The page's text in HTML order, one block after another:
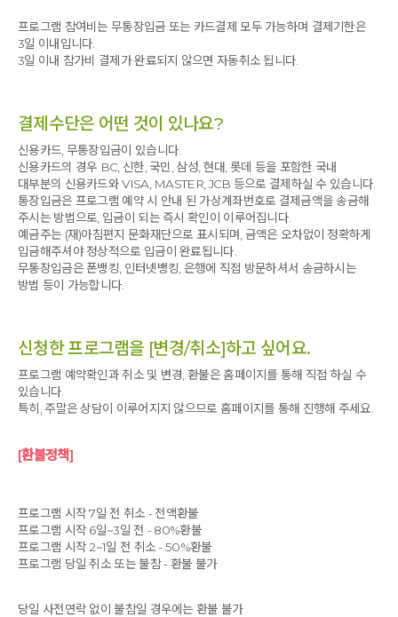
프로그램 참여비는 무통장입금 또는 카드결제 모두 가능하며 결제기한은
3일 이내입니다.
3일 이내 참가비 결제가 완료되지 않으면 자동취소 됩니다.
결제수단은 어떤 것이 있나요?
신용카드, 무통장입금이 있습니다.
신용카드의 경우 BC, 신한, 국민, 삼성, 현대, 롯데 등을 포함한 국내
대부분의 신용카드와 VISA, MASTER, JCB 등으로 결제하실 수 있습니다.
통장입금은 프로그램 예약 시 안내 된 가상계좌번호로 결제금액을 송금해
주시는 방법으로, 입금이 되는 즉시 확인이 이루어집니다.
예금주는 (재)아침편지 문화재단으로 표시되며, 금액은 오차없이 정확하게
입금해주셔야 정상적으로 입금이 완료됩니다.
무통장입금은 폰뱅킹, 인터넷뱅킹, 은행에 직접 방문하셔서 송금하시는
방법 등이 가능합니다.
신청한 프로그램을 [변경/취소]하고 싶어요.
프로그램 예약확인과 취소 및 변경, 환불은 홈페이지를 통해 직접 하실 수
있습니다.
특히, 주말은 상담이 이루어지지 않으므로 홈페이지를 통해 진행해 주세요.
[환불정책]
프로그램 시작 7일 전 취소 - 전액환불
프로그램 시작 6일~3일 전 - 80%환불
프로그램 시작 2~1일 전 취소 - 50%환불
프로그램 당일 취소 또는 불참 - 환불 불가
당일 사전연락 없이 불참일 경우에는 환불 불가